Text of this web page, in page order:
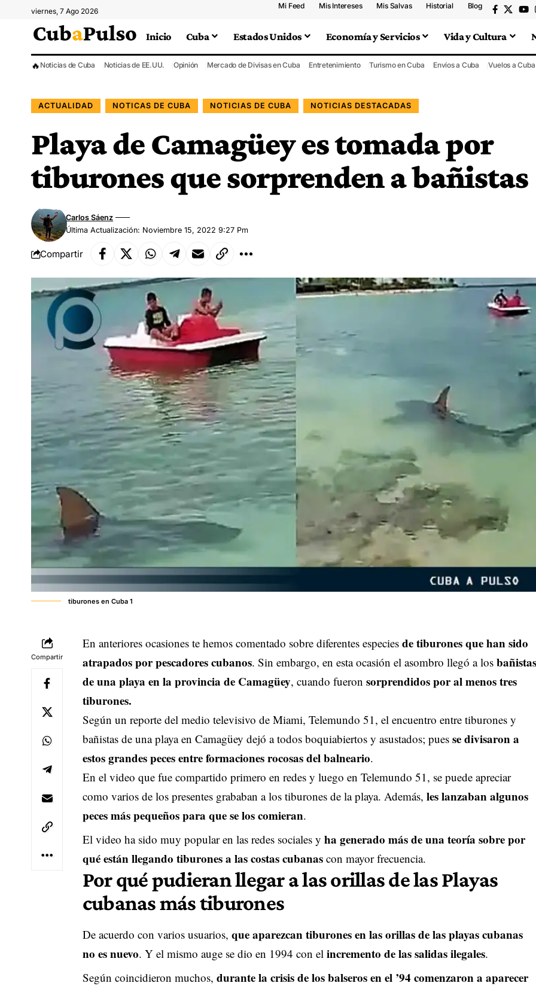
viernes, 7 Ago 2026
Mi Feed Mis Intereses Mis Salvas Historial Blog
Inicio Cuba Estados Unidos Economía y Servicios Vida y Cultura
🔥 Noticias de Cuba Noticias de EE.UU. Opinión Mercado de Divisas en Cuba Entretenimiento Turismo en Cuba Envíos a Cuba Vuelos a Cuba
ACTUALIDAD NOTICAS DE CUBA NOTICIAS DE CUBA NOTICIAS DESTACADAS
Playa de Camagüey es tomada por
tiburones que sorprenden a bañistas
Última Actualización: Noviembre 15, 2022 9:27 Pm
Carlos Sáenz
Compartir
tiburones en Cuba 1
Compartir
En anteriores ocasiones te hemos comentado sobre diferentes especies detiburones que han sido
atrapados por pescadores cubanos. Sin embargo, en esta ocasión el asombro llegó a los bañistas
de una playa en la provincia de Camagüey, cuando fueron sorprendidos por al menos tres
tiburones.
Según un reporte del medio televisivo de Miami, Telemundo 51, el encuentro entre tiburones y
bañistas de una playa en Camagüey dejó a todos boquiabiertos y asustados; pues se divisaron a
estos grandes peces entre formaciones rocosas del balneario.
En el video que fue compartido primero en redes y luego en Telemundo 51, se puede apreciar
como varios de los presentes grababan a los tiburones de la playa. Además, les lanzaban algunos
peces más pequeños para que se los comieran.
El video ha sido muy popular en las redes sociales y ha generado más de una teoría sobre por
qué están llegando tiburones a las costas cubanascon mayor frecuencia.
Por qué pudieran llegar a las orillas de las Playas
cubanas más tiburones
De acuerdo con varios usuarios, que aparezcan tiburones en las orillas de las playas cubanas
no es nuevo. Y el mismo auge se dio en 1994 con el incremento de las salidas ilegales.
Según coincidieron muchos, durante la crisis de los balseros en el ’94 comenzaron a aparecer